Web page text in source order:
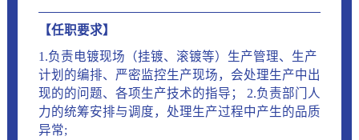
【任职要求】
1.负责电镀现场（挂镀、滚镀等）生产管理、生产
计划的编排、严密监控生产现场，会处理生产中出
现的的问题、各项生产技术的指导； 2.负责部门人
力的统筹安排与调度，处理生产过程中产生的品质
异常;